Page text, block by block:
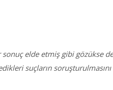
elde etmiş gibi gözükse
suçların soruşturulmasını